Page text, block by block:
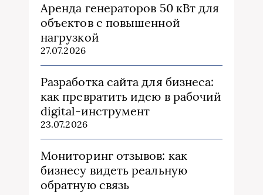
Аренда генераторов 50 кВт для
объектов с повышенной
нагрузкой
27.07.2026
Разработка сайта для бизнеса:
как превратить идею в рабочий
digital-инструмент
23.07.2026
Мониторинг отзывов: как
бизнесу видеть реальную
обратную связь